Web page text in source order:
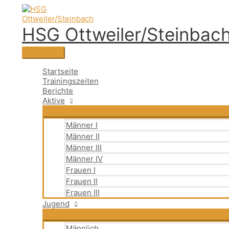
Inhalt
springenHSG Ottweiler/
Hauptmenü
Startseite
Trainingszeiten
Berichte
Aktive
Männer I
Männer II
Männer III
Männer IV
Frauen I
Frauen II
Frauen III
Jugend
Suchen
nach: